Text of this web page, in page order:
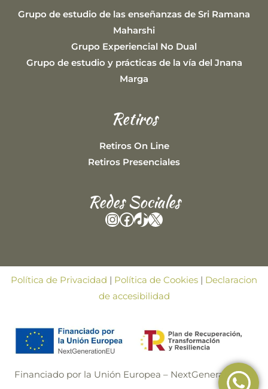
Grupo de estudio de las enseñanzas de Sri Ramana
Maharshi
Grupo Experiencial No Dual
Grupo de estudio y prácticas de la vía del Jnana
Marga
Retiros
Retiros On Line
Retiros Presenciales
Redes Sociales
Instagram
Facebook
TikTok
X
Política de Privacidad Política de Cookies
Declaracion
de accesibilidad
Financiado por la Unión Europea – NextGenerationEU